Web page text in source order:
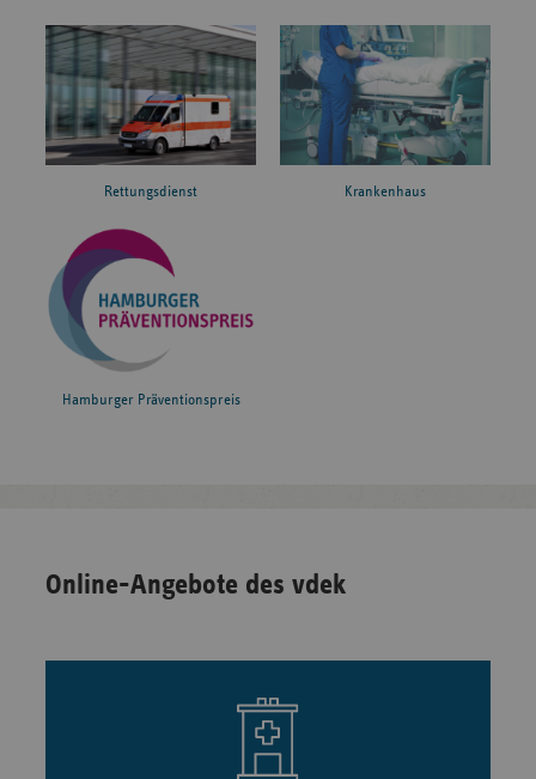
Rettungsdienst Krankenhaus
Hamburger Präventionspreis
Online-Angebote des vdek